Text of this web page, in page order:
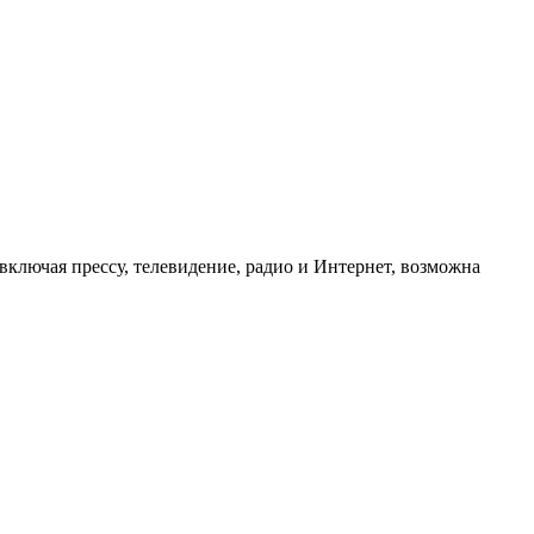
прессу, телевидение, радио и Интернет, возможна